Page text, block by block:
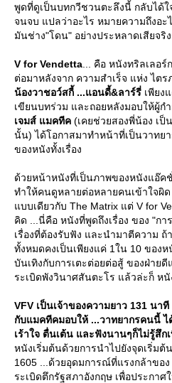
พูดที่ดูเป็นบทกวีชวนตะลึงนี้ กลับได้
จนจบ แปลว่าอะไร หมายความถึงอ
มันช่าง"โดน" อย่างประหลาดเสียจริ
V for Vendetta ... คือ หนังทริลเลอ
ต่อมาหลังจาก ความสำเร็จ แห่ง ไตร
น้องวาชอว์สกี้ ...แอนดี้&ลาร์รี่ เพียง
เขียนบทร่วม และถอยหลังมอบให้ผู้ก
เจมส์ แมคทีค (เคยช่วยสองพี่น้อง เป็
นั้น) ได้โอกาสมาทำหน้าที่เป็นวาทย
ของหนังทั้งเรื่อง
ด้วยหน้าหนังที่เป็นภาพของหนังแอ๊ค
ทำให้คนดูหลายต่อหลายคนเข้าใจผิ
บบเดียวกับ The Matrix แต่ V for
คิด ...นี่คือ หนังที่พูดถึงเรื่อง ของ "กา
เรื่องที่ต้องรับฟัง และนำมาตีความ
ทั้งหมดคงเป็นเพียงแค่ 1ใน 10 ของ
บันเทิงกับการเตะต่อยต่อสู้ ของฝ่าย
ระเบิดพังวินาศสันตะโร แล้วล่ะก็ ห
VFV เป็นเจ้าของความยาว 131 นา
กับแมคทีคมอบให้ ...วาทยากรคนนี้ ไ
เร้าใจ ตื่นเต้น และฟังนานๆก็ไม่รู้สึก
หนังเริ่มต้นด้วยการนำไปยังจุดเริ่ม
1605 ...ด้วยอุดมการณ์ที่แรงกล้าของ
ระเบิดตึกรัฐสภาอังกฤษ เพื่อประกา